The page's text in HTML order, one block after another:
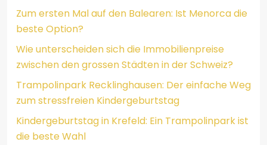
Zum ersten Mal auf den Balearen: Ist Menorca die
beste Option?
Wie unterscheiden sich die Immobilienpreise
zwischen den grossen Städten in der Schweiz?
Trampolinpark Recklinghausen: Der einfache Weg
zum stressfreien Kindergeburtstag
Kindergeburtstag in Krefeld: Ein Trampolinpark ist
die beste Wahl